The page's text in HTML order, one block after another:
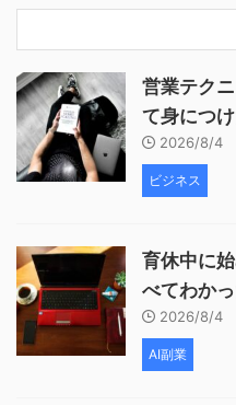
営業テク
て身につ
2026/8/4
ビジネス
育休中に
べてわか
2026/8/4
AI副業